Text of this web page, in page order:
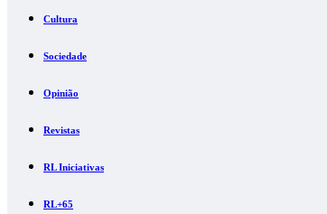
Cultura
Sociedade
Opinião
Revistas
RL Iniciativas
RL+65